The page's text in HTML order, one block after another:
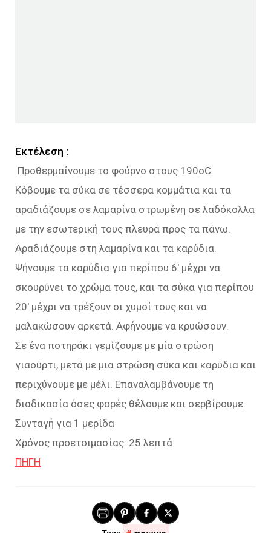
Εκτέλεση :
Προθερμαίνουμε το φούρνο στους 190oC.
Κόβουμε τα σύκα σε τέσσερα κομμάτια και τα
αραδιάζουμε σε λαμαρίνα στρωμένη σε λαδόκολλα
με την εσωτερική τους πλευρά προς τα πάνω.
Αραδιάζουμε στη λαμαρίνα και τα καρύδια.
Ψήνουμε τα καρύδια για περίπου 6′ μέχρι να
σκουρύνει το χρώμα τους, και τα σύκα για περίπου
20′ μέχρι να τρέξουν οι χυμοί τους και να
μαλακώσουν αρκετά. Αφήνουμε να κρυώσουν.
Σε ένα ποτηράκι γεμίζουμε με μία στρώση
γιαούρτι, μετά με μια στρώση σύκα και καρύδια και
περιχύνουμε με μέλι. Επαναλαμβάνουμε τη
διαδικασία όσες φορές θέλουμε και σερβίρουμε.
Συνταγή για 1 μερίδα
Χρόνος προετοιμασίας: 25 λεπτά
ΠΗΓΗ